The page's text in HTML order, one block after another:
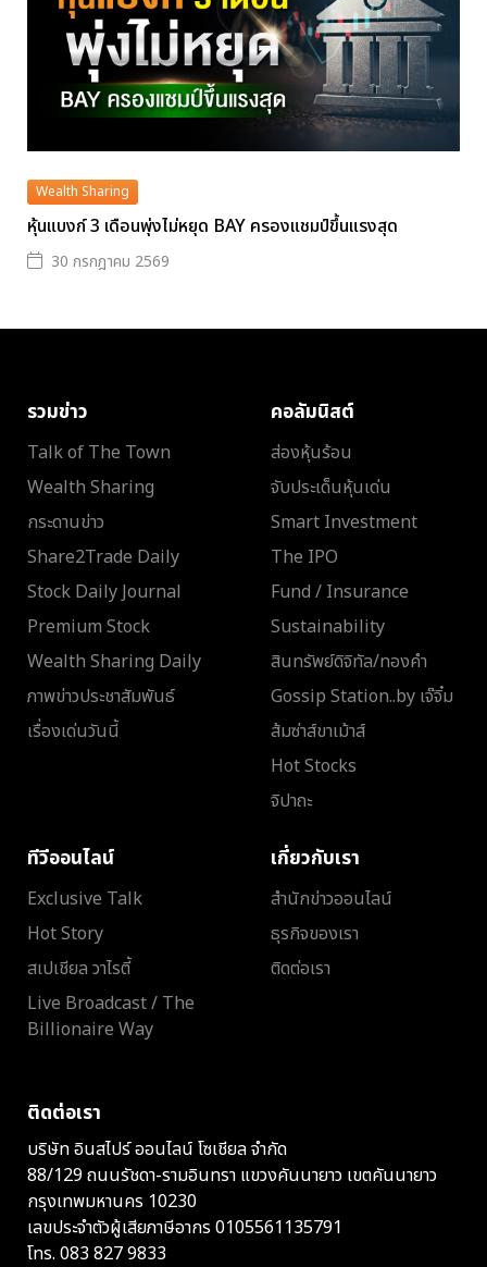
Wealth Sharing
หุ้นแบงก์ 3 เดือนพุ่งไม่หยุด BAY ครองแชมป์ขึ้นแรงสุด
30 กรกฎาคม 2569
รวมข่าว
Talk of The Town
Wealth Sharing
กระดานข่าว
Share2Trade Daily
Stock Daily Journal
Premium Stock
Wealth Sharing Daily
ภาพข่าวประชาสัมพันธ์
เรื่องเด่นวันนี้
คอลัมนิสต์
ส่องหุ้นร้อน
จับประเด็นหุ้นเด่น
Smart Investment
The IPO
Fund / Insurance
Sustainability
สินทรัพย์ดิจิทัล/ทองคำ
Gossip Station..by เจ๊จิ๋ม
ส้มซ่าส์ขาเม้าส์
Hot Stocks
จิปาถะ
ทีวีออนไลน์
Exclusive Talk
Hot Story
สเปเชียล วาไรตี้
Live Broadcast / The
Billionaire Way
เกี่ยวกับเรา
สำนักข่าวออนไลน์
ธุรกิจของเรา
ติดต่อเรา
ติดต่อเรา
บริษัท อินสไปร์ ออนไลน์ โซเชียล จำกัด
88/129 ถนนรัชดา-รามอินทรา แขวงคันนายาว เขตคันนายาว
กรุงเทพมหานคร 10230
เลขประจำตัวผู้เสียภาษีอากร 0105561135791
โทร. 083 827 9833